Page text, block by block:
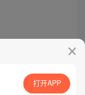
打开APP